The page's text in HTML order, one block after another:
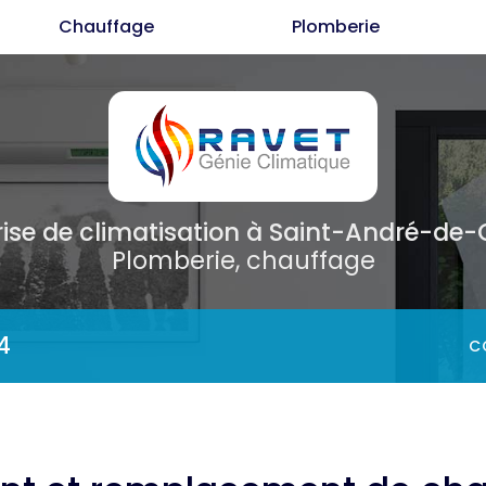
Chauffage Plomberie
de climatisation à Saint-André-de-
Plomberie, chauffage